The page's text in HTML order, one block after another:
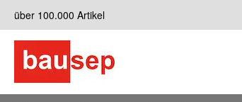
Zum
Inhalt
springen
über 100.000 Artikel